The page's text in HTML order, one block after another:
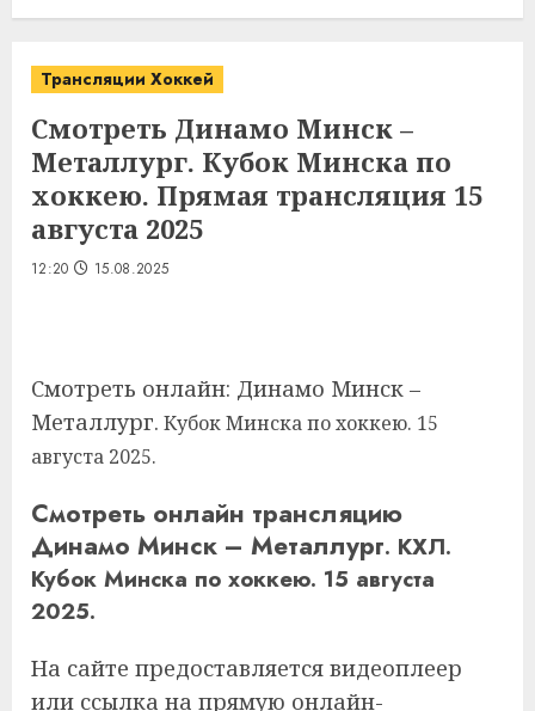
Трансляции Хоккей
Смотреть Динамо Минск –
Металлург. Кубок Минска по
хоккею. Прямая трансляция 15
августа 2025
12:20 15.08.2025
Смотреть онлайн: Динамо Минск –
Металлург. Кубок Минска по хоккею. 15
августа 2025.
Смотреть онлайн трансляцию
Динамо Минск – Металлург. КХЛ.
Кубок Минска по хоккею. 15 августа
2025.
На сайте предоставляется видеоплеер
или ссылка на прямую онлайн-